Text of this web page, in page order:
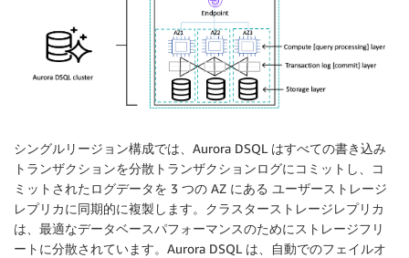
シングルリージョン構成では、Aurora DSQL はすべての書き込み
トランザクションを分散トランザクションログにコミットし、コ
ミットされたログデータを 3 つの AZ にある ユーザーストレージ
レプリカに同期的に複製します。クラスターストレージレプリカ
は、最適なデータベースパフォーマンスのためにストレージフリ
ートに分散されています。Aurora DSQL は、自動でのフェイルオ